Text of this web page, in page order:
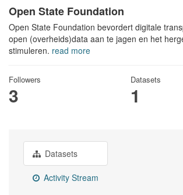
Open State Foundation
Open State Foundation bevordert digitale
open (overheids)data aan te jagen en het
stimuleren. read more
Followers
3
Datasets
1
Datasets
Activity Stream